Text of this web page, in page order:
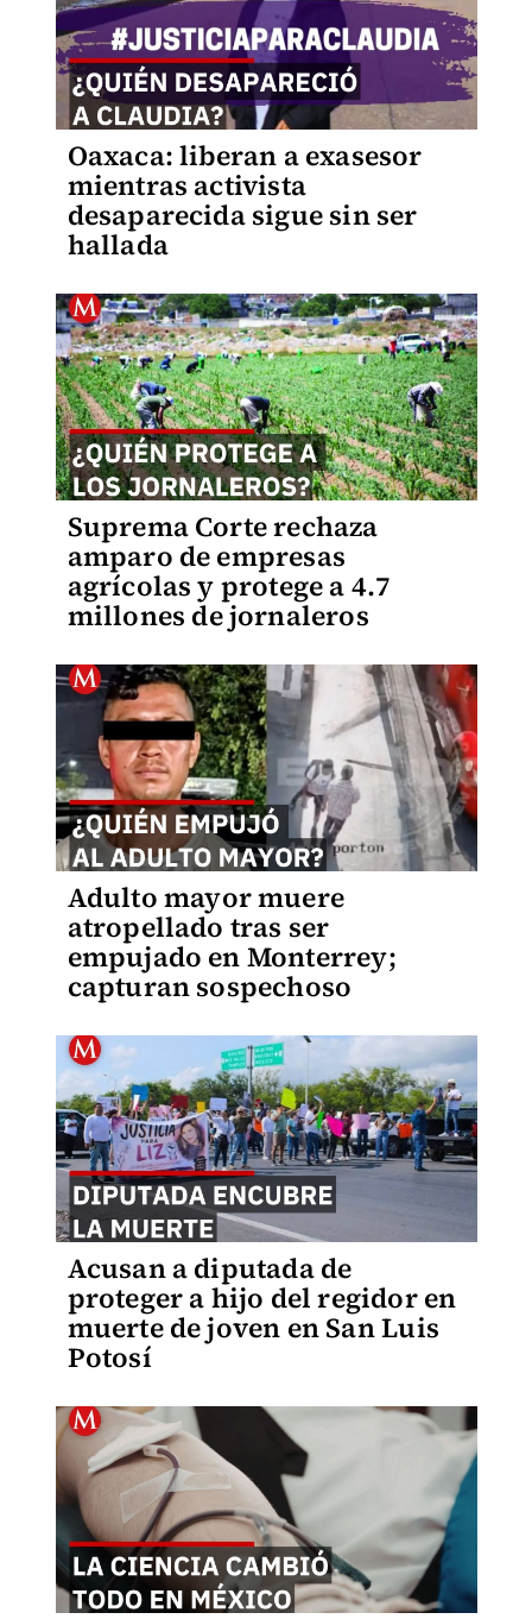
Oaxaca: liberan a exasesor
mientras activista
desaparecida sigue sin ser
hallada
Suprema Corte rechaza
amparo de empresas
agrícolas y protege a 4.7
millones de jornaleros
Adulto mayor muere
atropellado tras ser
empujado en Monterrey;
capturan sospechoso
Acusan a diputada de
proteger a hijo del regidor en
muerte de joven en San Luis
Potosí